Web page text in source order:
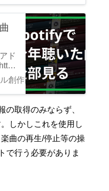
と
最
る
」
ロ
娯
と
、t
と
よ
、
リ
る
を
い
ド
事
は
さ
を
画
創作同好会traP
の取得のみならず、
しかしこれを使用し
曲の再生/停止等の操
で行う必要がありま